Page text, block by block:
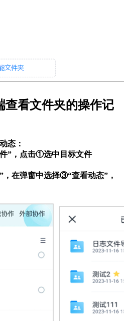
查看文件夹的操作记
态：
”，点击①选中目标文件
在弹窗中选择③“查看动态”，